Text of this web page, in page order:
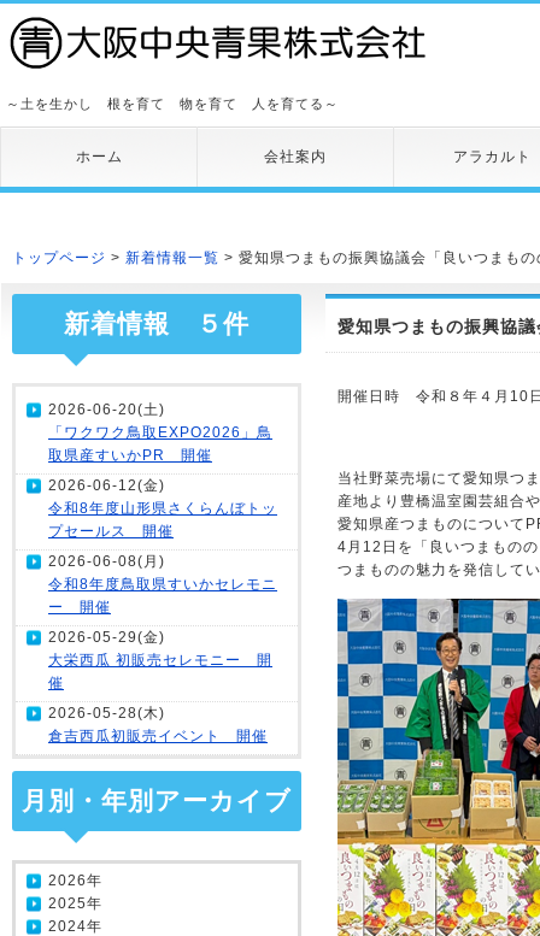
～土を生かし 根を育て 物を育て 人を育てる～
ホーム 会社案内 アラカルト
トップページ > 新着情報一覧 > 愛知県つまもの振興協議会「良いつまも
愛知県つまもの振興協
開催日時 令和８年４月10
当社野菜売場にて愛知県つ
産地より豊橋温室園芸組合
愛知県産つまものについて
4月12日を「良いつまもの
つまものの魅力を発信して
新着情報 ５件
2026-06-20(土)
「ワクワク鳥取EXPO2026」鳥
取県産すいかPR 開催
2026-06-12(金)
令和8年度山形県さくらんぼトッ
プセールス 開催
2026-06-08(月)
令和8年度鳥取県すいかセレモニ
ー 開催
2026-05-29(金)
大栄西瓜 初販売セレモニー 開
催
2026-05-28(木)
倉吉西瓜初販売イベント 開催
月別・年別アーカイブ
2026年
2025年
2024年